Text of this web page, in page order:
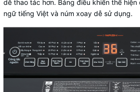
dễ thao tác hơn. Bảng điều khiển thể
ngữ tiếng Việt và núm xoay dễ sử dụng.